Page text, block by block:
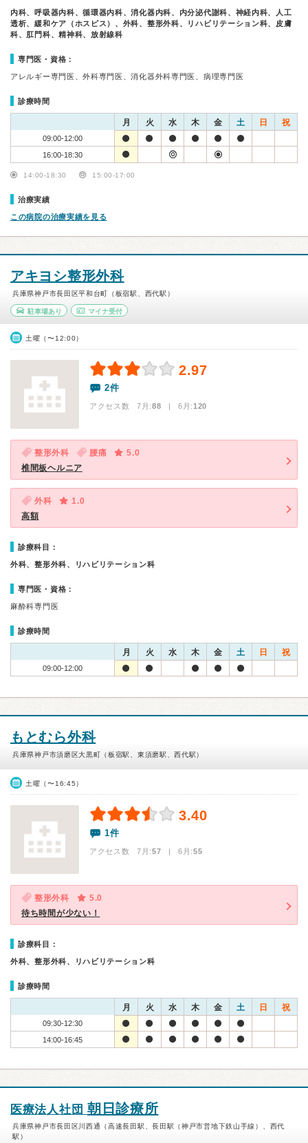
内科、呼吸器内科、循環器内科、消化器内科、内分泌代謝科、神経内科、人工
透析、緩和ケア（ホスピス）、外科、整形外科、リハビリテーション科、皮膚
科、肛門科、精神科、放射線科
専門医・資格：
アレルギー専門医、外科専門医、消化器外科専門医、病理専門医
診療時間
月 火 水 木 金 土 日 祝
09:00-12:00
16:00-18:30
14:00-18:30 15:00-17:00
治療実績
この病院の治療実績を見る
アキヨシ整形外科
兵庫県神戸市長田区平和台町（板宿駅、西代駅）
駐車場あり マイナ受付
土曜（〜12:00）
2.97
2件
アクセス数 7月:88 | 6月:120
整形外科 腰痛
5.0
椎間板ヘルニア
外科
1.0
高額
診療科目：
外科、整形外科、リハビリテーション科
専門医・資格：
麻酔科専門医
診療時間
月 火 水 木 金 土 日 祝
09:00-12:00
もとむら外科
兵庫県神戸市須磨区大黒町（板宿駅、東須磨駅、西代駅）
土曜（〜16:45）
3.40
1件
アクセス数 7月:57 | 6月:55
整形外科
5.0
待ち時間が少ない！
診療科目：
外科、整形外科、リハビリテーション科
診療時間
月 火 水 木 金 土 日 祝
09:30-12:30
14:00-16:45
医療法人社団 朝日診療所
兵庫県神戸市長田区川西通（高速長田駅、長田駅（神戸市営地下鉄山手線）、西代
駅）